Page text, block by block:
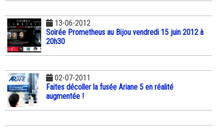
13-06-2012
Soirée Prometheus au Bijou vendredi 15 juin 2012 à
20h30
02-07-2011
Faites décoller la fusée Ariane 5 en réalité
augmentée !